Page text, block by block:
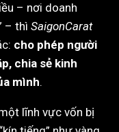
– nơi doanh
– thì SaigonCarat
cho phép người
chia sẻ kinh
mình.
lĩnh vực vốn bị